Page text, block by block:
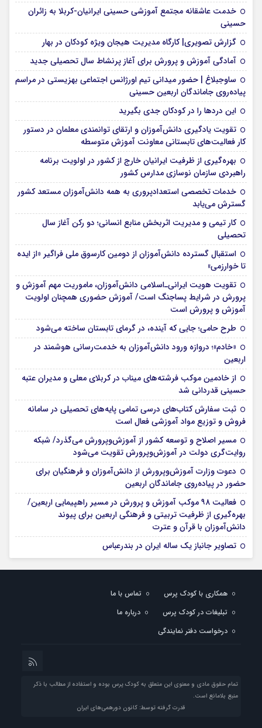
خدمت عاشقانه مجتمع آموزشی‌ حسینی ایرانیان-کربلا به زائران
حسینی
گزارش تصویری| کارگاه مدیریت هیجان ویژه کودکان در بهار
آمادگی آموزش و پرورش برای آغاز پرنشاط سال تحصیلی جدید
ساوجبلاغ | حضور میدانی تیم اورژانس اجتماعی بهزیستی در مراسم
پیاده‌روی جاماندگان اربعین حسینی
این درد‌ها را در کودکان جدی بگیرید
تقویت یادگیری دانش‌آموزان و ارتقای توانمندی معلمان در دستور
کار فعالیت‌های تابستانی معاونت آموزش متوسطه
بهره‌گیری از ظرفیت ایرانیان خارج از کشور در اولویت برنامه
راهبردی سازمان نوسازی مدارس کشور
خدمات تخصصی استعدادپروری به همه دانش‌آموزان مستعد کشور
گسترش می‌یابد
کار تیمی و مدیریت اثربخش منابع انسانی؛ دو رکن آغاز سال
تحصیلی
استقبال گسترده دانش‌آموزان از دومین کارسوق ملی فراگیر «از ایده
تا خوارزمی»
تقویت هویت ایرانی‌ـ‌اسلامی دانش‌آموزان، ماموریت مهم آموزش و
پرورش در شرایط پساجنگ است/ آموزش حضوری همچنان اولویت
آموزش و پرورش است
طرح حامی؛ جایی که آینده، در گرمای تابستان ساخته می‌شود
«خادم»؛ دروازه ورود دانش‌آموزان به خدمت‌رسانی هوشمند در
اربعین
از خادمین موکب فرشته‌های میناب در کربلای معلی و مدیران عتبه
حسینی قدردانی شد
ثبت سفارش کتاب‌های درسی تمامی پایه‌های تحصیلی در سامانه
فروش و توزیع مواد آموزشی فعال است
مسیر اصلاح و توسعه کشور از آموزش‌وپرورش می‌گذرد/ شبکه
روایت‌‌گری دولت در آموزش‌وپرورش تقویت می‌شود
دعوت وزارت آموزش‌وپرورش از دانش‌آموزان و فرهنگیان برای
حضور در پیاده‌روی جاماندگان اربعین
فعالیت ۹۸ موکب آموزش و پرورش در مسیر راهپیمایی اربعین/
بهره‌گیری از ظرفیت تربیتی و فرهنگی اربعین برای پیوند
دانش‌آموزان با قرآن و عترت
تصاویر جانباز یک ساله ایران در بندرعباس
همکاری با کودک پرس
تماس با ما
تبلیغات در کودک پرس
درباره ما
درخواست دفتر نمایندگی
تمام حقوق مادی و معنوی این متعلق به کودک پرس بوده و استفاده از مطالب با ذکر
منبع بلامانع است.
قدرت گرفته توسط: کانون دورهمی‌های ایران